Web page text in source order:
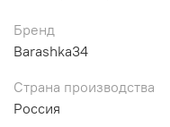
Бренд
Barashka34
Страна производства
Россия